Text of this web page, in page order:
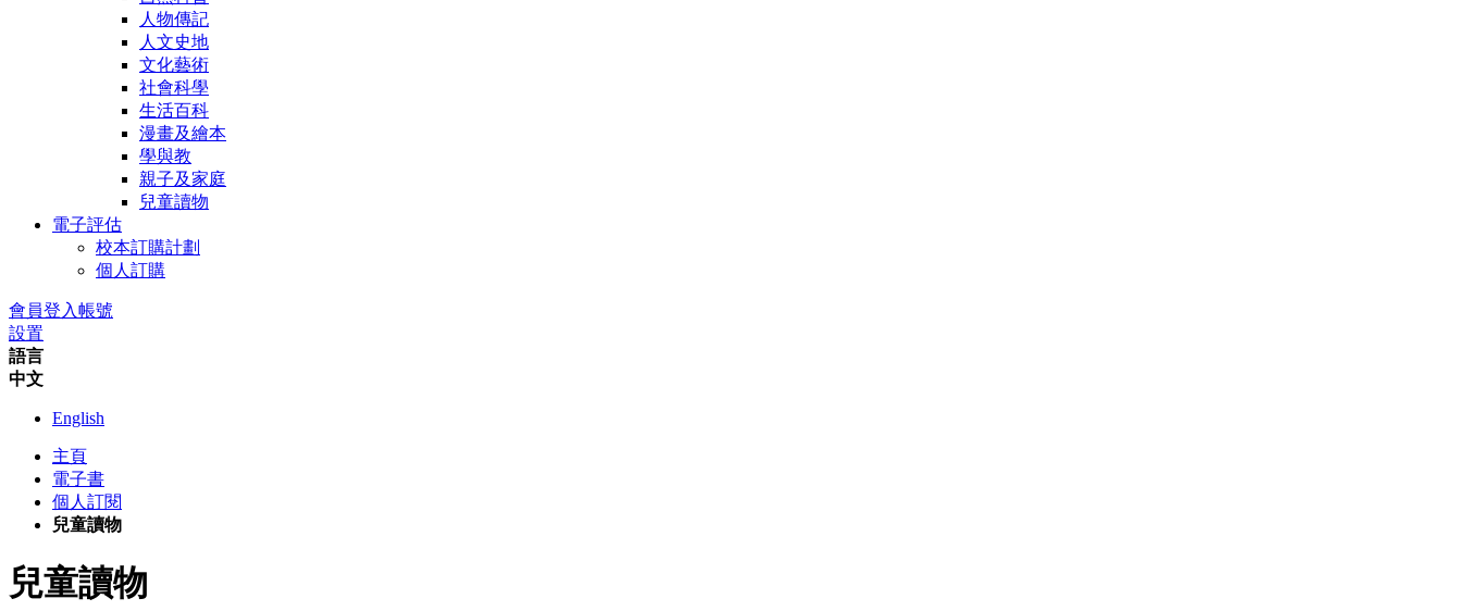
人物傳記
人文史地
文化藝術
社會科學
生活百科
漫畫及繪本
學與教
親子及家庭
兒童讀物
電子評估
校本訂購計劃
個人訂購
會員登入帳號
設置
語言
中文
English
主頁
電子書
個人訂閱
兒童讀物
兒童讀物